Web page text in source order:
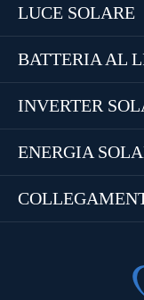
LUCE SOLARE
BATTERIA AL
INVERTER
ENERGIA